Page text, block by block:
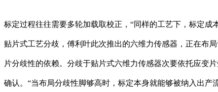
标定过程往往需要多轮加载取校正，“同样的工艺下，标定成
贴片式工艺分歧，傅利叶此次推出的六维力传感器，正在布
片分歧性的依赖。分歧于贴片式六维力传感器次要依托应变
确认。“当布局分歧性脚够高时，标定本身就能够被纳入出